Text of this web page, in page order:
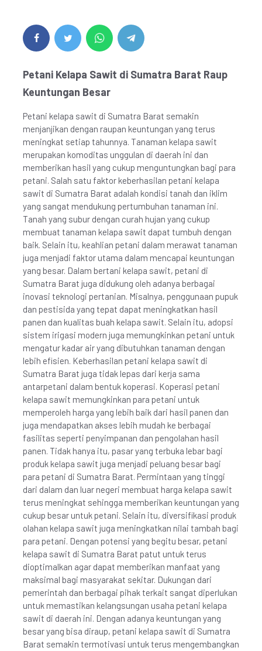
Petani Kelapa Sawit di Sumatra Barat Raup
Keuntungan Besar
Petani kelapa sawit di Sumatra Barat semakin
menjanjikan dengan raupan keuntungan yang terus
meningkat setiap tahunnya. Tanaman kelapa sawit
merupakan komoditas unggulan di daerah ini dan
memberikan hasil yang cukup menguntungkan bagi para
petani. Salah satu faktor keberhasilan petani kelapa
sawit di Sumatra Barat adalah kondisi tanah dan iklim
yang sangat mendukung pertumbuhan tanaman ini.
Tanah yang subur dengan curah hujan yang cukup
membuat tanaman kelapa sawit dapat tumbuh dengan
baik. Selain itu, keahlian petani dalam merawat tanaman
juga menjadi faktor utama dalam mencapai keuntungan
yang besar. Dalam bertani kelapa sawit, petani di
Sumatra Barat juga didukung oleh adanya berbagai
inovasi teknologi pertanian. Misalnya, penggunaan pupuk
dan pestisida yang tepat dapat meningkatkan hasil
panen dan kualitas buah kelapa sawit. Selain itu, adopsi
sistem irigasi modern juga memungkinkan petani untuk
mengatur kadar air yang dibutuhkan tanaman dengan
lebih efisien. Keberhasilan petani kelapa sawit di
Sumatra Barat juga tidak lepas dari kerja sama
antarpetani dalam bentuk koperasi. Koperasi petani
kelapa sawit memungkinkan para petani untuk
memperoleh harga yang lebih baik dari hasil panen dan
juga mendapatkan akses lebih mudah ke berbagai
fasilitas seperti penyimpanan dan pengolahan hasil
panen. Tidak hanya itu, pasar yang terbuka lebar bagi
produk kelapa sawit juga menjadi peluang besar bagi
para petani di Sumatra Barat. Permintaan yang tinggi
dari dalam dan luar negeri membuat harga kelapa sawit
terus meningkat sehingga memberikan keuntungan yang
cukup besar untuk petani. Selain itu, diversifikasi produk
olahan kelapa sawit juga meningkatkan nilai tambah bagi
para petani. Dengan potensi yang begitu besar, petani
kelapa sawit di Sumatra Barat patut untuk terus
dioptimalkan agar dapat memberikan manfaat yang
maksimal bagi masyarakat sekitar. Dukungan dari
pemerintah dan berbagai pihak terkait sangat diperlukan
untuk memastikan kelangsungan usaha petani kelapa
sawit di daerah ini. Dengan adanya keuntungan yang
besar yang bisa diraup, petani kelapa sawit di Sumatra
Barat semakin termotivasi untuk terus mengembangkan